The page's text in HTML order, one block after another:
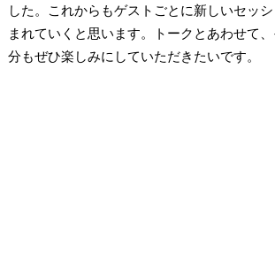
した。これからもゲストごとに新しいセッ
まれていくと思います。トークとあわせて
分もぜひ楽しみにしていただきたいです。